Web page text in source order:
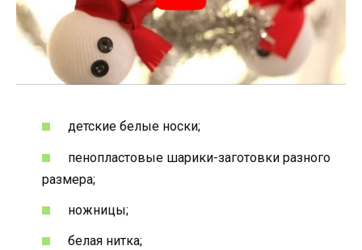
детские белые носки;
пенопластовые шарики-заготовки разного
размера;
ножницы;
белая нитка;